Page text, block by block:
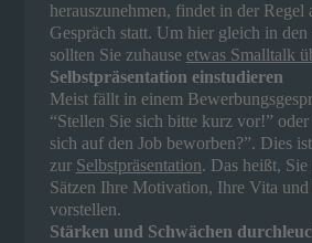
herauszunehmen, findet in der Regel
Gespräch statt. Um hier gleich in
sollten Sie zuhause etwas Smalltalk
Selbstpräsentation einstudieren
Meist fällt in einem
“Stellen Sie sich bitte kurz vor!”
sich auf den Job beworben?”. Dies
zur Selbstpräsentation. Das heißt,
Sätzen Ihre Motivation, Ihre Vita
vorstellen.
Stärken und Schwächen